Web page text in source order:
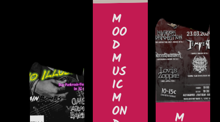
M
OO
D
M
US
IC
M
ON